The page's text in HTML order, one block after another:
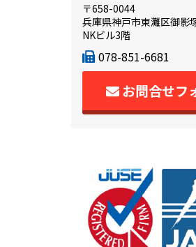
〒658-0044
兵庫県神戸市東灘区御影
NKビル3階
078-851-6681
お問合せフ